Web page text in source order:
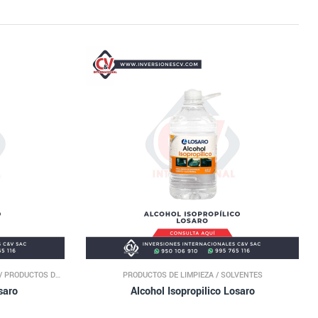
PRODUCTOS DE PRODUCTOS DE LIMPIEZA/ SOLVENTES
Alcohol Isopropilico Losaro